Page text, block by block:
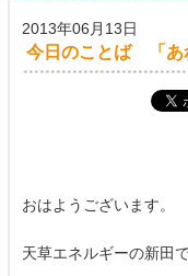
2013年06月13日
今日のことば 「あ
おはようございます。
天草エネルギーの新田で